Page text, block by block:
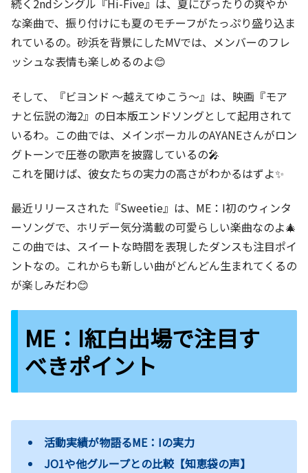
続く2ndシングル『Hi-Five』は、夏にぴったりの爽やか
な楽曲で、振り付けにも夏のモチーフがたっぷり盛り込ま
れているの。砂浜を背景にしたMVでは、メンバーのフレ
ッシュな表情も楽しめるのよ😊
そして、『ビヨンド ～越えてゆこう～』は、映画『モア
ナと伝説の海2』の日本版エンドソングとして起用されて
いるわ。この曲では、メインボーカルのAYANEさんがロン
グトーンで圧巻の歌声を披露しているの🎤
これを聞けば、彼女たちの実力の高さがわかるはずよ✨
最近リリースされた『Sweetie』は、ME：I初のウィンタ
ーソングで、ホリデー気分満載の可愛らしい楽曲なのよ🎄
この曲では、スイートな時間を表現したダンスも注目ポイ
ントなの。これからも新しい曲がどんどん生まれてくるの
が楽しみだわ😊
ME：I紅白出場で注目す
べきポイント
活動実績が物語るME：Iの実力
JO1や他グループとの比較【知恵袋の声】